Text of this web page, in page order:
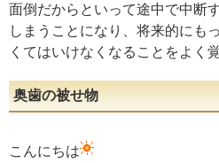
面倒だからといって途中で中断
しまうことになり、将来的にも
くてはいけなくなることをよく
奥歯の被せ物
こんにちは